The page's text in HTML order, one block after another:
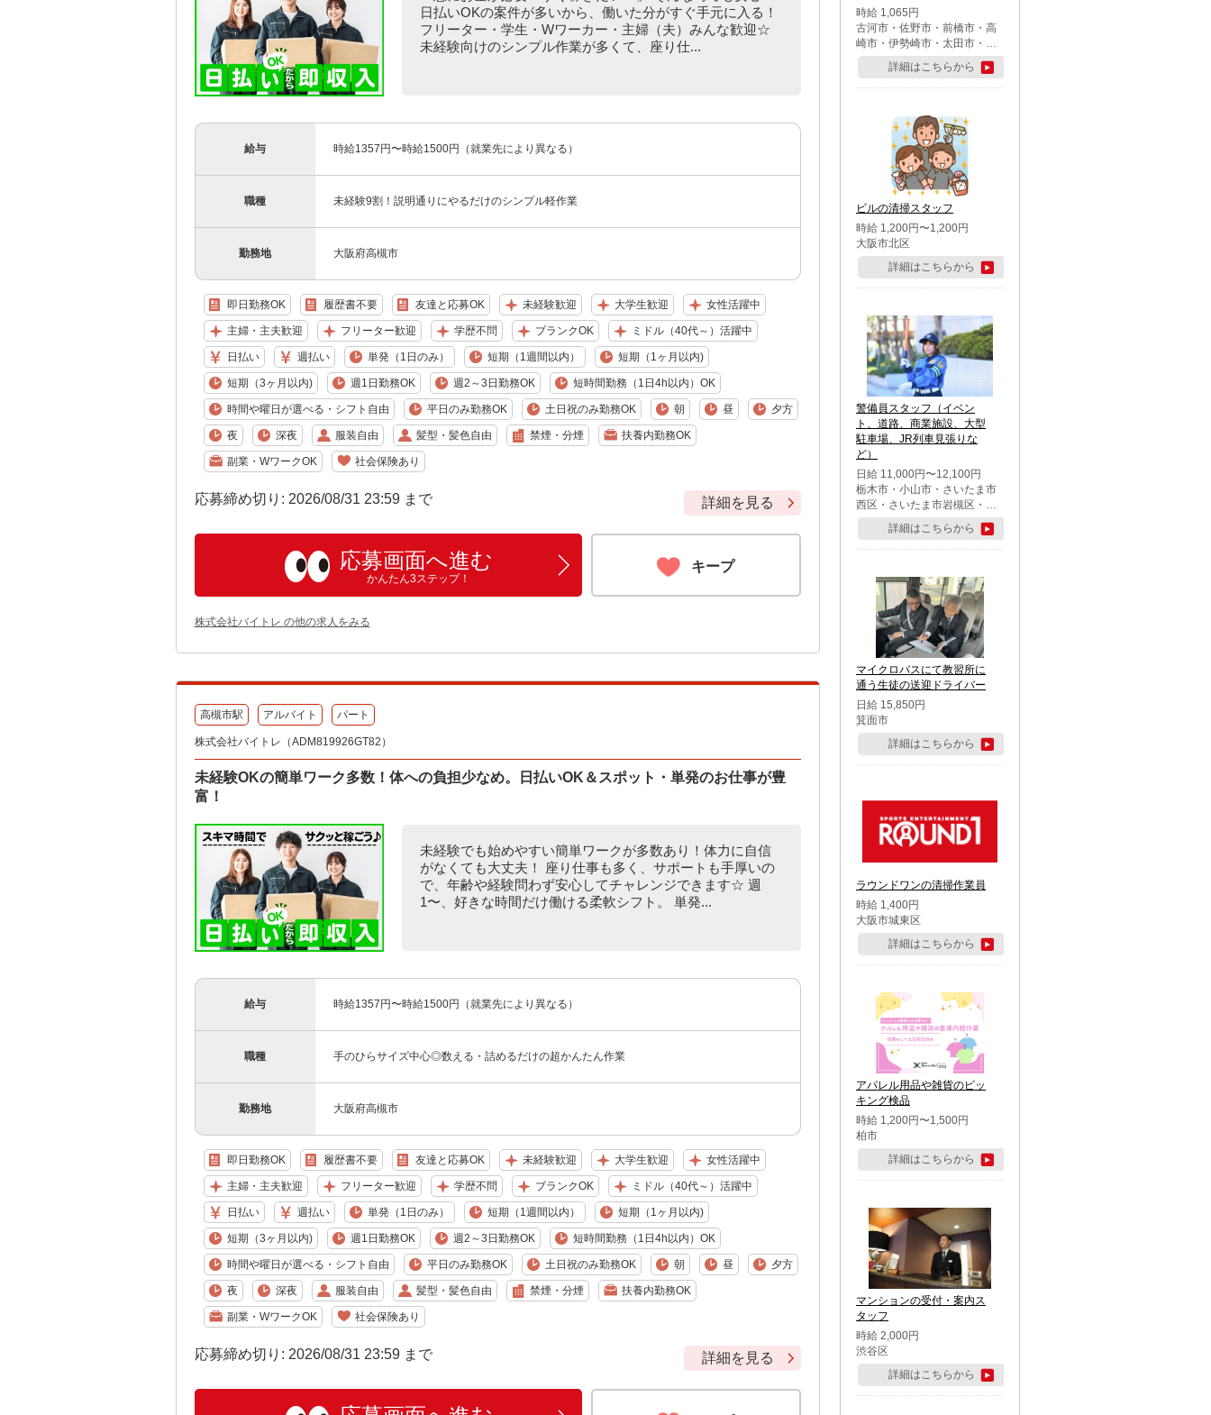
日払いOKの案件が多いから、働いた分がすぐ手元に入る！
フリーター・学生・Wワーカー・主婦（夫）みんな歓迎☆
未経験向けのシンプル作業が多くて、座り仕...
給与 時給1357円〜時給1500円（就業先により異なる）
職種 未経験9割！説明通りにやるだけのシンプル軽作業
勤務地 大阪府高槻市
即日勤務OK 履歴書不要 友達と応募OK 未経験歓迎 大学生歓迎 女性活躍中
主婦・主夫歓迎 フリーター歓迎 学歴不問 ブランクOK ミドル（40代～）活躍中
日払い 週払い 単発（1日のみ） 短期（1週間以内） 短期（1ヶ月以内)
短期（3ヶ月以内) 週1日勤務OK 週2～3日勤務OK 短時間勤務（1日4h以内）OK
時間や曜日が選べる・シフト自由 平日のみ勤務OK 土日祝のみ勤務OK 朝 昼 夕方
夜 深夜 服装自由 髪型・髪色自由 禁煙・分煙 扶養内勤務OK
副業・WワークOK 社会保険あり
応募締め切り: 2026/08/31 23:59 まで 詳細を見る
応募画面へ進む
かんたん3ステップ！
キープ
株式会社バイトレ の他の求人をみる
高槻市駅 アルバイト パート
株式会社バイトレ（ADM819926GT82）
未経験OKの簡単ワーク多数！体への負担少なめ。日払いOK＆スポット・単発のお仕事が豊
富！
未経験でも始めやすい簡単ワークが多数あり！体力に自信
がなくても大丈夫！ 座り仕事も多く、サポートも手厚いの
で、年齢や経験問わず安心してチャレンジできます☆ 週
1〜、好きな時間だけ働ける柔軟シフト。 単発...
給与 時給1357円〜時給1500円（就業先により異なる）
職種 手のひらサイズ中心◎数える・詰めるだけの超かんたん作業
勤務地 大阪府高槻市
即日勤務OK 履歴書不要 友達と応募OK 未経験歓迎 大学生歓迎 女性活躍中
主婦・主夫歓迎 フリーター歓迎 学歴不問 ブランクOK ミドル（40代～）活躍中
日払い 週払い 単発（1日のみ） 短期（1週間以内） 短期（1ヶ月以内)
短期（3ヶ月以内) 週1日勤務OK 週2～3日勤務OK 短時間勤務（1日4h以内）OK
時間や曜日が選べる・シフト自由 平日のみ勤務OK 土日祝のみ勤務OK 朝 昼 夕方
夜 深夜 服装自由 髪型・髪色自由 禁煙・分煙 扶養内勤務OK
副業・WワークOK 社会保険あり
応募締め切り: 2026/08/31 23:59 まで 詳細を見る
時給 1,065円
古河市・佐野市・前橋市・高
崎市・伊勢崎市・太田市・館
林市・藤岡市・大泉町・さい
たま市北区・川越市・熊谷
市・行田市・秩父市・所沢
市・鶴ケ島市・千葉市中央
区・市川市・松戸市・習志野
市・柏市・流山市・八千代
市・足立区・江戸川区・八王
子市・町田市
詳細はこちらから
ビルの清掃スタッフ
時給 1,200円〜1,200円
大阪市北区
詳細はこちらから
警備員スタッフ（イベン
ト、道路、商業施設、大型
駐車場、JR列車見張りな
ど）
日給 11,000円〜12,100円
栃木市・小山市・さいたま市
西区・さいたま市岩槻区・久
喜市・蓮田市
詳細はこちらから
マイクロバスにて教習所に
通う生徒の送迎ドライバー
日給 15,850円
箕面市
詳細はこちらから
ラウンドワンの清掃作業員
時給 1,400円
大阪市城東区
詳細はこちらから
アパレル用品や雑貨のピッ
キング検品
時給 1,200円〜1,500円
柏市
詳細はこちらから
マンションの受付・案内ス
タッフ
時給 2,000円
渋谷区
詳細はこちらから